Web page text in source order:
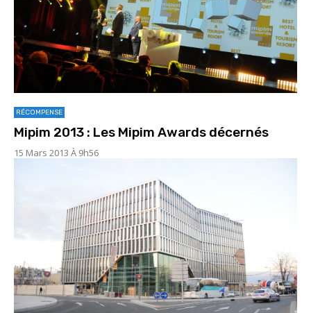
RÉCOMPENSE
Mipim 2013 : Les Mipim Awards décernés
15 Mars 2013 À 9h56